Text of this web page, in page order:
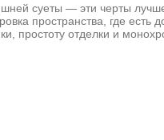
суеты — эти черты
пространства, где есть
простоту отделки и